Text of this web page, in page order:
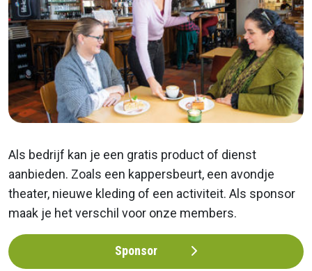
Als bedrijf kan je een gratis product of dienst
aanbieden. Zoals een kappersbeurt, een avondje
theater, nieuwe kleding of een activiteit. Als sponsor
maak je het verschil voor onze members.
Sponsor